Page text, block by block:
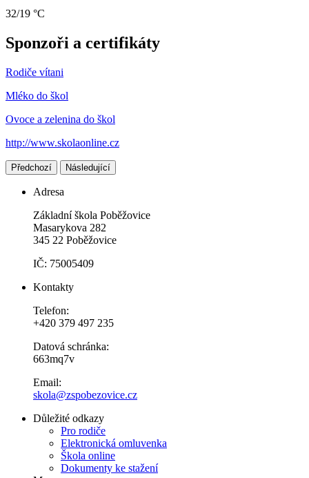
32/19 °C
Sponzoři a certifikáty
Rodiče vítani
Mléko do škol
Ovoce a zelenina do škol
http://www.skolaonline.cz
Předchozí Následující
Adresa
Základní škola Poběžovice
Masarykova 282
345 22 Poběžovice
IČ: 75005409
Kontakty
Telefon:
+420 379 497 235
Datová schránka:
663mq7v
Email:
skola@zspobezovice.cz
Důležité odkazy
Pro rodiče
Elektronická omluvenka
Škola online
Dokumenty ke stažení